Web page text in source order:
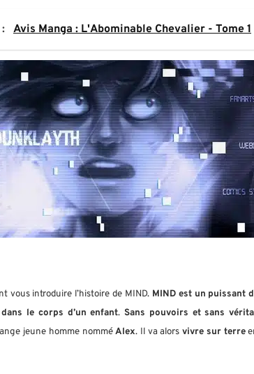
Avis Manga : L'Abominable Chevalier - Tome 1
vous introduire l’histoire de MIND. MIND est un puissant
le corps d’un enfant.Sans pouvoirs et sans
jeune homme nomméAlex. Il va alorsvivre sur terre